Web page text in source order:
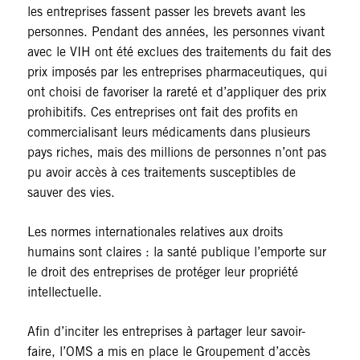
les entreprises fassent passer les brevets avant les
personnes. Pendant des années, les personnes vivant
avec le VIH ont été exclues des traitements du fait des
prix imposés par les entreprises pharmaceutiques, qui
ont choisi de favoriser la rareté et d’appliquer des prix
prohibitifs. Ces entreprises ont fait des profits en
commercialisant leurs médicaments dans plusieurs
pays riches, mais des millions de personnes n’ont pas
pu avoir accès à ces traitements susceptibles de
sauver des vies.
Les normes internationales relatives aux droits
humains sont claires : la santé publique l’emporte sur
le droit des entreprises de protéger leur propriété
intellectuelle.
Afin d’inciter les entreprises à partager leur savoir-
faire, l’OMS a mis en place le Groupement d’accès